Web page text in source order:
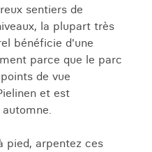
sentiers de
la plupart très
bénéficie d'une
parce que le parc
de vue
et est
pied, arpentez ces